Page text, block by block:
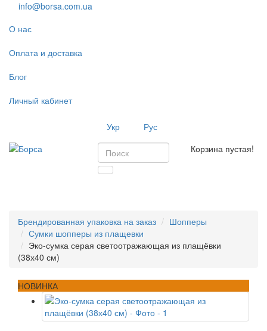
info@borsa.com.ua
О нас
Оплата и доставка
Блог
Личный кабинет
Укр
Рус
Корзина пустая!
Брендированная упаковка на заказ
Шопперы
Сумки шопперы из плащевки
Эко-сумка серая светоотражающая из плащёвки
(38х40 см)
НОВИНКА